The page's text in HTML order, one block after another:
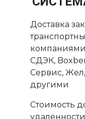
Доставка
СДЭК,
Сервис,
другими
Стоимость